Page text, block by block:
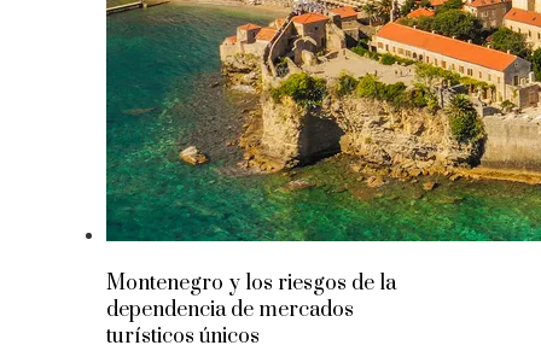
Montenegro y los riesgos de la
dependencia de mercados
turísticos únicos